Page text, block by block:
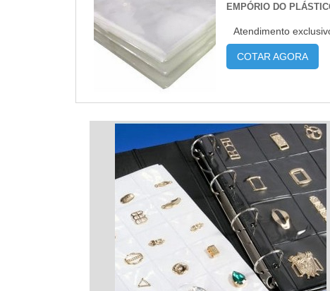
EMPÓRIO DO
Atendimento
COTAR AGORA